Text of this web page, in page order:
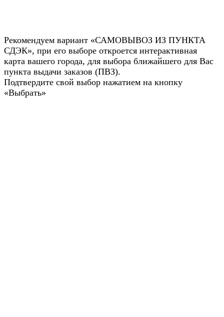
Рекомендуем вариант «САМОВЫВОЗ ИЗ ПУНКТА
СДЭК», при его выборе откроется интерактивная
карта вашего города, для выбора ближайшего для Вас
пункта выдачи заказов (ПВЗ).
Подтвердите свой выбор нажатием на кнопку
«Выбрать»